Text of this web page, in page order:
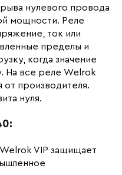
Россия
Реле тока Welrok
нулевого провода
мощности. Реле
ток или
пределы и
когда значение
На все реле Welrok
от производителя.
нуля.
VIР защищает